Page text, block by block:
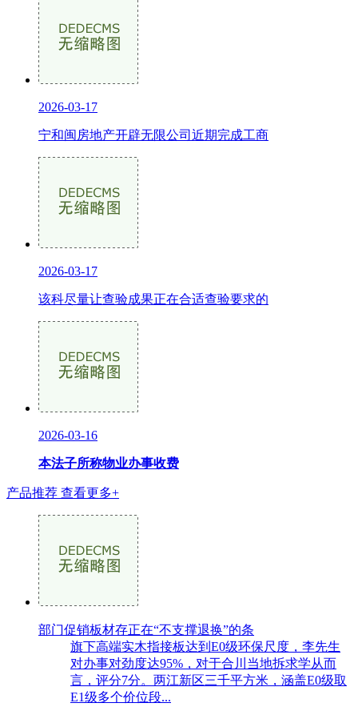
2026-03-17
宁和闽房地产开辟无限公司近期完成工商
2026-03-17
该科尽量让查验成果正在合适查验要求的
2026-03-16
本法子所称物业办事收费
产品推荐 查看更多+
部门促销板材存正在“不支撑退换”的条
旗下高端实木指接板达到E0级环保尺度，李先生
对办事对劲度达95%，对于合川当地拆求学从而
言，评分7分。两江新区三千平方米，涵盖E0级取
E1级多个价位段...